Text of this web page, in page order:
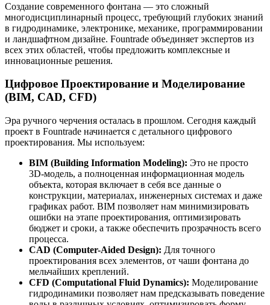
Создание современного фонтана — это сложный
многодисциплинарный процесс, требующий глубоких знаний
в гидродинамике, электронике, механике, программировании
и ландшафтном дизайне. Fountrade объединяет экспертов из
всех этих областей, чтобы предложить комплексные и
инновационные решения.
Цифровое Проектирование и Моделирование
(BIM, CAD, CFD)
Эра ручного черчения осталась в прошлом. Сегодня каждый
проект в Fountrade начинается с детального цифрового
проектирования. Мы используем:
BIM (Building Information Modeling): Это не просто
3D-модель, а полноценная информационная модель
объекта, которая включает в себя все данные о
конструкции, материалах, инженерных системах и даже
графиках работ. BIM позволяет нам минимизировать
ошибки на этапе проектирования, оптимизировать
бюджет и сроки, а также обеспечить прозрачность всего
процесса.
CAD (Computer-Aided Design): Для точного
проектирования всех элементов, от чаши фонтана до
мельчайших креплений.
CFD (Computational Fluid Dynamics): Моделирование
гидродинамики позволяет нам предсказывать поведение